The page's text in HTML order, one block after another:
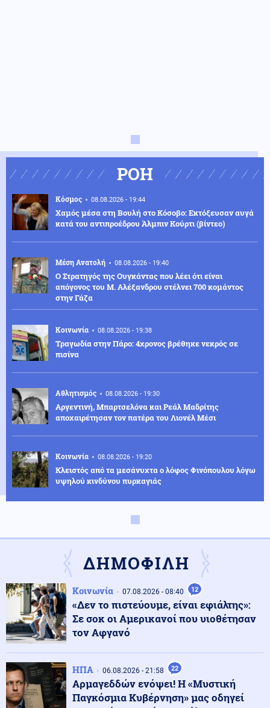
ΡΟΗ
Κόσμος 08.08.2026 - 19:44
Χαμός μέσα στη Βουλή στο Κόσοβο: Εκτόξευσαν αυγά
κατά του αντιπροέδρου Άλμπιν Κούρτι (βίντεο)
Μέση Ανατολή 08.08.2026 - 19:40
Ο Στρατηγός της Ουγκάντας που λέει ότι είναι
απόγονος του Μ. Αλέξανδρου στέλνει 700 κομάντος
στην Γάζα
Κοινωνία 08.08.2026 - 19:38
Τραγωδία στην Πάρο: 4χρονος βρέθηκε νεκρός σε
πισίνα
Αθλητισμός 08.08.2026 - 19:30
Αργεντινή, Μπαρτσελόνα και Ρεάλ Μαδρίτης
αποχαιρέτησαν τον πατέρα του Λιονέλ Μέσι
Κοινωνία 08.08.2026 - 19:20
Κλειστός από τα μεσάνυχτα ο λόφος Φινόπουλου λόγω
υψηλού κινδύνου πυρκαγιάς
Κοινωνία
Ψηφιακή Κάρτα Αγρότη: Ποιες αλλαγές φέρνει η 28η
Αυγούστου
Υγεία
Διαβήτης και παχυσαρκία: Οι κίνδυνοι των θεραπειών
στις υψηλές θερμοκρασίες
ΔΗΜΟΦΙΛΗ
Κοινωνία 07.08.2026 - 08:40 12
«Δεν το πιστεύουμε, είναι εφιάλτης»:
Σε σοκ οι Αμερικανοί που υιοθέτησαν
τον Αφγανό
ΗΠΑ 06.08.2026 - 21:58 22
Αρμαγεδδών ενόψει! Η «Μυστική
Παγκόσμια Κυβέρνηση» μας οδηγεί